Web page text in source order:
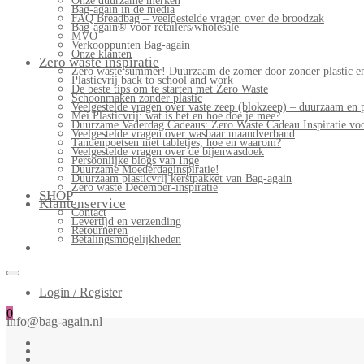
Bag-again in de media
FAQ Breadbag – veelgestelde vragen over de broodzak
Bag-again® voor retailers/wholesale
MVO
Verkooppunten Bag-again
Onze klanten
Zero waste inspiratie
Zero waste summer! Duurzaam de zomer door zonder plastic
Plasticvrij back to school and work
De beste tips om te starten met Zero Waste
Schoonmaken zonder plastic
Veelgestelde vragen over vaste zeep (blokzeep) – duurzaam
Mei Plasticvrij: wat is het en hoe doe je mee?
Duurzame Vaderdag Cadeaus: Zero Waste Cadeau Inspiratie
Veelgestelde vragen over wasbaar maandverband
Tandenpoetsen met tabletjes, hoe en waarom?
Veelgestelde vragen over de bijenwasdoek
Persoonlijke blogs van Inge
Duurzame Moederdaginspiratie!
Duurzaam plasticvrij kerstpakket van Bag-again
Zero waste December-inspiratie
SHOP
Klantenservice
Contact
Levertijd en verzending
Retourneren
Betalingsmogelijkheden
Login / Register
0
info@bag-again.nl